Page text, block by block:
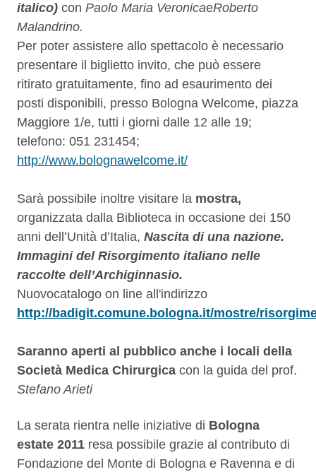
italico) con Paolo Maria VeronicaeRoberto
Malandrino.
Per poter assistere allo spettacolo è necessario
presentare il biglietto invito, che può essere
ritirato gratuitamente, fino ad esaurimento dei
posti disponibili, presso Bologna Welcome, piazza
Maggiore 1/e, tutti i giorni dalle 12 alle 19;
telefono: 051 231454;
http://www.bolognawelcome.it/
Sarà possibile inoltre visitare la mostra,
organizzata dalla Biblioteca in occasione dei 150
anni dell’Unità d’Italia, Nascita di una nazione.
Immagini del Risorgimento italiano nelle
raccolte dell’Archiginnasio.
Nuovocatalogo on line all'indirizzo
http://badigit.comune.bologna.it/mostre/
Saranno aperti al pubblico anche i locali della
Società Medica Chirurgica con la guida del prof.
Stefano Arieti
La serata rientra nelle iniziative di Bologna
estate 2011 resa possibile grazie al contributo di
Fondazione del Monte di Bologna e Ravenna e di